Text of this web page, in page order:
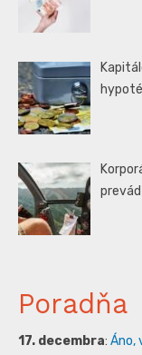
Poradňa
17. decembra: Áno,